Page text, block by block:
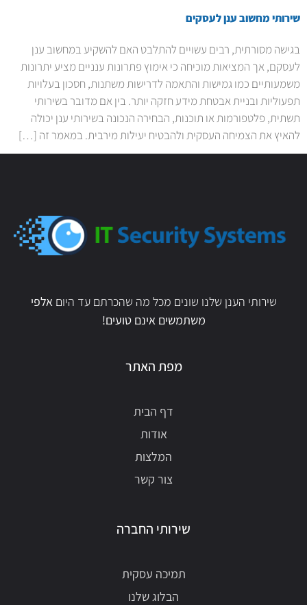
שירותי מחשוב ענן לעסקים
בגישה מסורתית, רבים עשויים להתלבט האם להשקיע במחשוב ענן
לעסקם, אך המציאות מוכיחה כי אימוץ פתרונות ענניים מציע יתרונות
משמעותיים כמו גמישות והתאמה לדרישות משתנות, חסכון בעלויות
תפעוליות ובניית אבטחת מידע חזקה יותר. בין אם מדובר בשירותי
תשתית, פלטפורמות או תוכנות, הבחירה הנכונה בשירותי ענן יכולה
להאיץ את הצמיחה העסקית ולהבטיח יעילות מירבית. במאמר זה […]
שירותי הענן שלנו שונים מכל מה שהכרתם עד היוםאלפי
משתמשים אינם טועים!
מפת האתר
דף הבית
אודות
המלצות
צור קשר
שירותי החברה
תמיכה עסקית
הבלוג שלנו